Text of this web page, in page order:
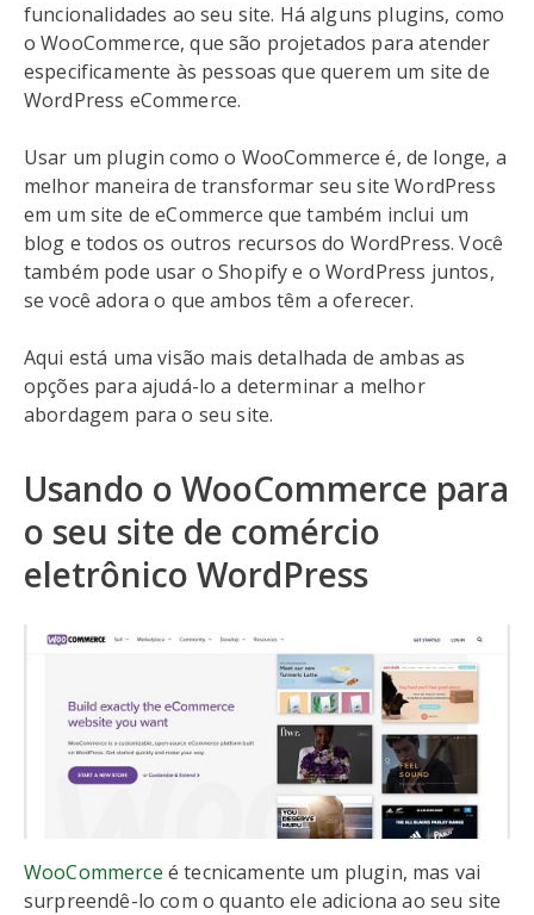
funcionalidades ao seu site. Há alguns plugins, como
o WooCommerce, que são projetados para atender
especificamente às pessoas que querem um site de
WordPress eCommerce.
Usar um plugin como o WooCommerce é, de longe, a
melhor maneira de transformar seu site WordPress
em um site de eCommerce que também inclui um
blog e todos os outros recursos do WordPress. Você
também pode usar o Shopify e o WordPress juntos,
se você adora o que ambos têm a oferecer.
Aqui está uma visão mais detalhada de ambas as
opções para ajudá-lo a determinar a melhor
abordagem para o seu site.
Usando o WooCommerce para
o seu site de comércio
eletrônico WordPress
WooCommerce é tecnicamente um plugin, mas vai
surpreendê-lo com o quanto ele adiciona ao seu site